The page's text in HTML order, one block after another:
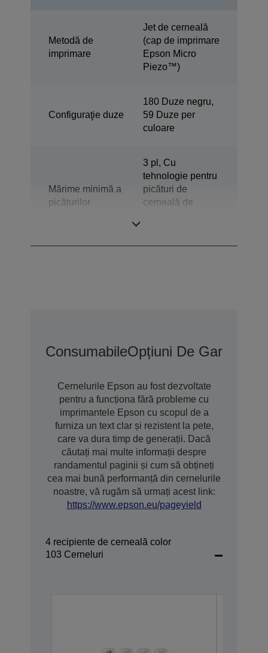
Metodă de
imprimare
Jet de cerneală
(cap de imprimare
Epson Micro
Piezo™)
Configuraţie duze
180 Duze negru,
59 Duze per
culoare
Mărime minimă a
picăturilor
3 pl, Cu
tehnologie pentru
picături de
cerneală de
ConsumabileOpțiuni De Garanție
Cernelurile Epson au fost dezvoltate
pentru a funcționa fără probleme cu
imprimantele Epson cu scopul de a
furniza un text clar și rezistent la pete,
care va dura timp de generații. Dacă
căutați mai multe informații despre
randamentul paginii și cum să obțineți
cea mai bună performanță din cernelurile
noastre, vă rugăm să urmați acest link:
https://www.epson.eu/pageyield
4 recipiente de cerneală color
103 Cerneluri